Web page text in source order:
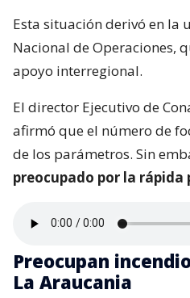
Esta situación derivó en la
Nacional de Operaciones,
apoyo interregional.
El director Ejecutivo de
afirmó que el número de
de los parámetros. Sin
preocupado por la
Preocupan
La Araucania